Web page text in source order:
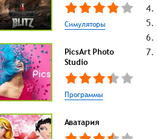
Симуляторы
PicsArt Photo
Studio
Программы
Аватария